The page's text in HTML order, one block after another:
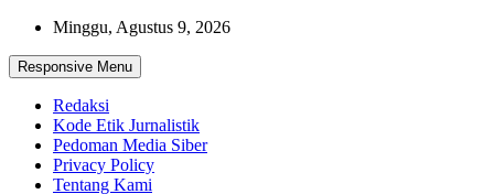
Skip
content
Minggu, Agustus 9, 2026
Responsive Menu
Redaksi
Kode Etik Jurnalistik
Pedoman Media Siber
Privacy Policy
Tentang Kami